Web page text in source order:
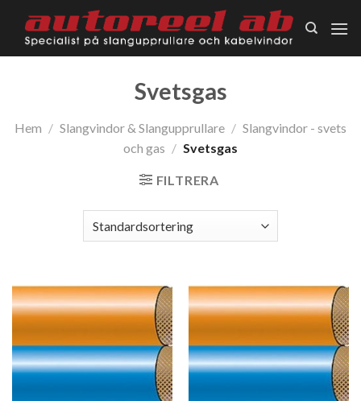
content
Svetsgas
Hem / Slangvindor & Slangupprullare / Slangvindor - svets
och gas / Svetsgas
FILTRERA